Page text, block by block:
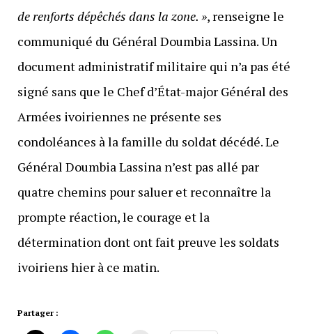
de renforts dépêchés dans la zone. », renseigne le
communiqué du Général Doumbia Lassina. Un
document administratif militaire qui n’a pas été
signé sans que le Chef d’État-major Général des
Armées ivoiriennes ne présente ses
condoléances à la famille du soldat décédé. Le
Général Doumbia Lassina n’est pas allé par
quatre chemins pour saluer et reconnaître la
prompte réaction, le courage et la
détermination dont ont fait preuve les soldats
ivoiriens hier à ce matin.
Partager :